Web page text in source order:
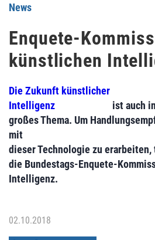
News
Enquete-
künst­lichen
Die Zukunft künstlicher
Intelligenz
ist auch
großes Thema. Um
mit
dieser Technologie zu
die Bundestags-Enquete-
Intelligenz.
02.10.2018